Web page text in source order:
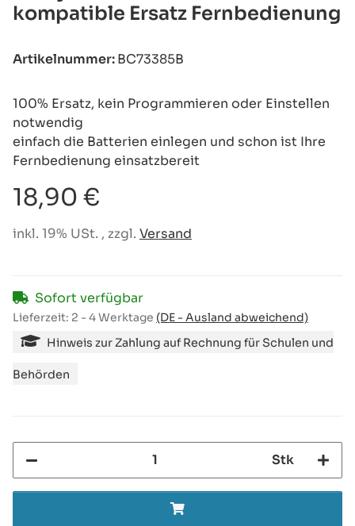
kompatible Ersatz Fernbedienung
Artikelnummer:BC73385B
100% Ersatz, kein Programmieren oder Einstellen
notwendig
einfach die Batterien einlegen und schon ist Ihre
Fernbedienung einsatzbereit
18,90 €
inkl. 19% USt. , zzgl. Versand
Sofort verfügbar
Lieferzeit: 2 - 4 Werktage (DE - Ausland abweichend)
Hinweis zur Zahlung auf Rechnung für Schulen und
Behörden
Stk